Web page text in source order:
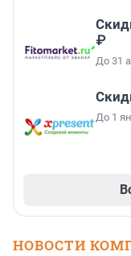
₽
До 31
До 1
НОВОСТИ